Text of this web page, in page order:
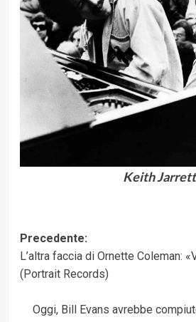
Keith Jarrett
Navigazione
articolo
Precedente:
L’altra faccia di Ornette Coleman:
(Portrait Records)
Oggi, Bill Evans avrebbe